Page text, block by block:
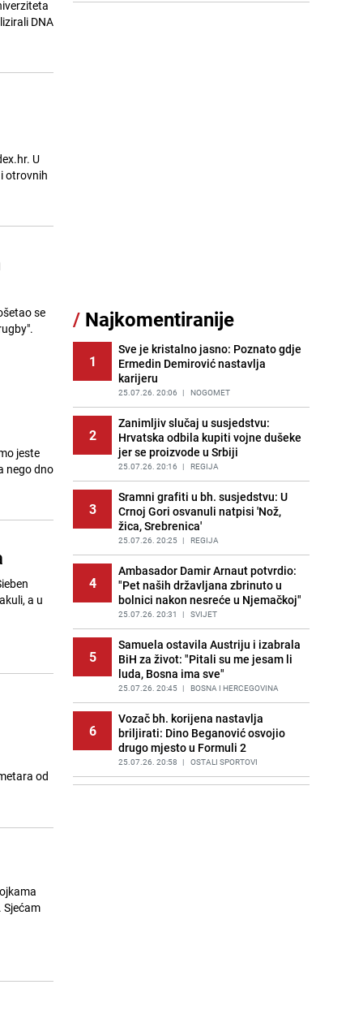
U
otrovnih
se
jeste
nego dno
a u
od
11
Recept za brze uštipke: Ne upijaju
ulje i gotovi su za 30 minuta
PRIJE OKO 11H RECEPTI
Gosti iz Njemačke napravili požar u
apartmanu u Istri, vlasniku se
smijali i pokazivali srednji prst
PRIJE 2 DANA REGIJA
Užas u bh. susjedstvu, mladići
bludničili nad maloljetnicom i sve
snimali: "Stari te gleda u lajvu"
PRIJE 1 DAN | REGIJA
Novi detalji istrage: Ruske službe
otkrile moguć uzrok tragedije bh.
planinara na Elbrusu
PRIJE 2 DANA | SVIJET
Očistite rernu bez hemikalija:
Poznata stručnjakinja dijeli savjete
PRIJE 2 DANA | ŽIVOT I STIL
/ Najkomentiranije
1
Sve je kristalno jasno: Poznato gdje
Ermedin Demirović nastavlja
karijeru
25.07.26. 20:06 | NOGOMET
2
Zanimljiv slučaj u susjedstvu:
Hrvatska odbila kupiti vojne dušeke
jer se proizvode u Srbiji
25.07.26. 20:16 | REGIJA
3
Sramni grafiti u bh. susjedstvu: U
Crnoj Gori osvanuli natpisi 'Nož,
žica, Srebrenica'
25.07.26. 20:25 | REGIJA
4
Ambasador Damir Arnaut potvrdio:
"Pet naših državljana zbrinuto u
bolnici nakon nesreće u Njemačkoj"
25.07.26. 20:31 | SVIJET
5
Samuela ostavila Austriju i izabrala
BiH za život: "Pitali su me jesam li
luda, Bosna ima sve"
25.07.26. 20:45 | BOSNA I HERCEGOVINA
6
Vozač bh. korijena nastavlja
briljirati: Dino Beganović osvojio
drugo mjesto u Formuli 2
25.07.26. 20:58 | OSTALI SPORTOVI